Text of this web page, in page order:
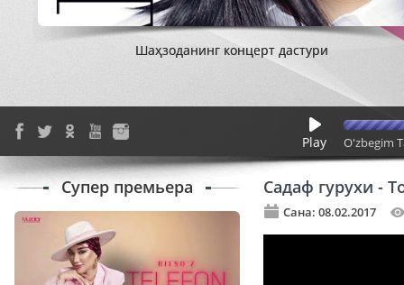
Шаҳзоданинг концерт дастури
Play O'zbegim
Садаф гурухи -
Сана: 08.02.2017
Супер премьера